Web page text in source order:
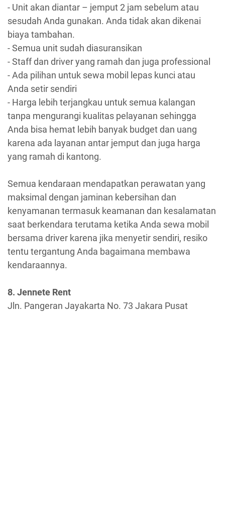
- Unit akan diantar – jemput 2 jam sebelum atau
sesudah Anda gunakan. Anda tidak akan dikenai
biaya tambahan.
- Semua unit sudah diasuransikan
- Staff dan driver yang ramah dan juga professional
- Ada pilihan untuk sewa mobil lepas kunci atau
Anda setir sendiri
- Harga lebih terjangkau untuk semua kalangan
tanpa mengurangi kualitas pelayanan sehingga
Anda bisa hemat lebih banyak budget dan uang
karena ada layanan antar jemput dan juga harga
yang ramah di kantong.
Semua kendaraan mendapatkan perawatan yang
maksimal dengan jaminan kebersihan dan
kenyamanan termasuk keamanan dan kesalamatan
saat berkendara terutama ketika Anda sewa mobil
bersama driver karena jika menyetir sendiri, resiko
tentu tergantung Anda bagaimana membawa
kendaraannya.
8. Jennete Rent
Jln. Pangeran Jayakarta No. 73 Jakara Pusat